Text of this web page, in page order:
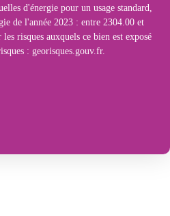
d'énergie pour un usage standard,
de l'année 2023 : entre 2304.00 et
risques auxquels ce bien est exposé
: georisques.gouv.fr.